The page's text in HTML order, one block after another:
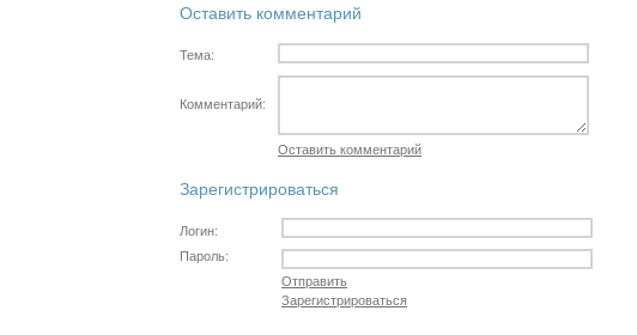
Оставить комментарий
Тема:
Комментарий:
Оставить комментарий
Зарегистрироваться
Логин:
Пароль:
Отправить
Зарегистрироваться